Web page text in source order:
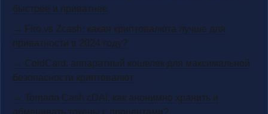
быстрее и приватнее
→ Firo vs Zcash: какая криптовалюта лучше для
приватности в 2024 году?
→ ColdCard: аппаратный кошелек для максимальной
безопасности криптовалют
→ Tornado Cash cDAI: как анонимно хранить и
обменивать токены с процентами?